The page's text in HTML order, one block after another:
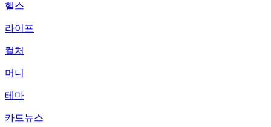
헬스
라이프
컬처
머니
테마
카드뉴스